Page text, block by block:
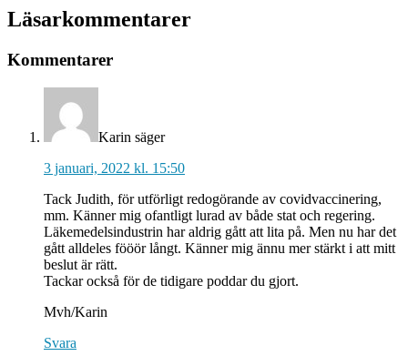
Läsarkommentarer
Kommentarer
Karin säger
3 januari, 2022 kl. 15:50
Tack Judith, för utförligt redogörande av covidvaccinering,
mm. Känner mig ofantligt lurad av både stat och regering.
Läkemedelsindustrin har aldrig gått att lita på. Men nu har det
gått alldeles fööör långt. Känner mig ännu mer stärkt i att mitt
beslut är rätt.
Tackar också för de tidigare poddar du gjort.
Mvh/Karin
Svara